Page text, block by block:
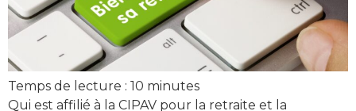
Temps de lecture : 10 minutes
Qui est affilié à la CIPAV pour la retraite et la